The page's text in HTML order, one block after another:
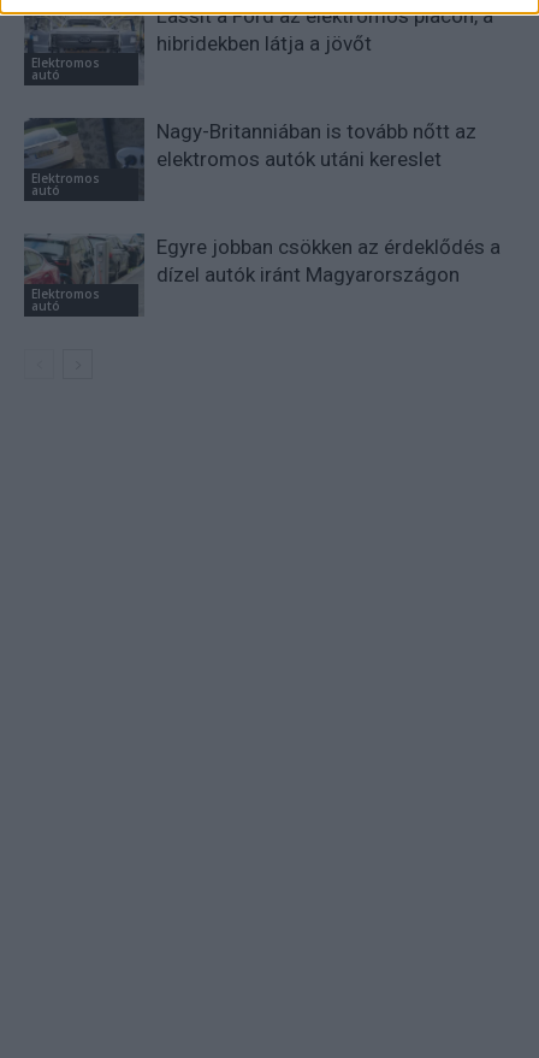
Elektromos
autó
Lassít a Ford az elektromos piacon, a
hibridekben látja a jövőt
Elektromos
autó
Nagy-Britanniában is tovább nőtt az
elektromos autók utáni kereslet
Elektromos
autó
Egyre jobban csökken az érdeklődés a
dízel autók iránt Magyarországon